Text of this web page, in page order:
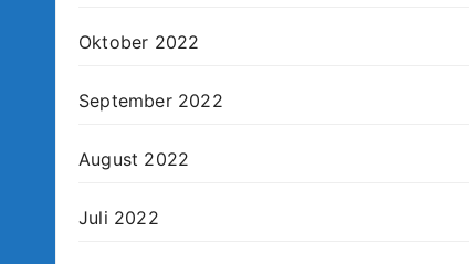
Oktober 2022
September 2022
August 2022
Juli 2022